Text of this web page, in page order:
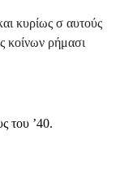
κυρίως σ αυτούς
κοίνων ρήμασι
του ’40.